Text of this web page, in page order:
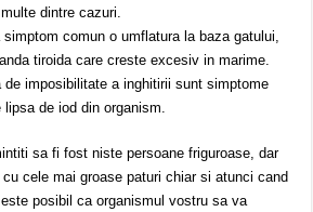
dintre cazuri.
comun o umflatura la baza gatului,
tiroida care creste excesiv in marime.
imposibilitate a inghitirii sunt simptome
de iod din organism.
sa fi fost niste persoane friguroase, dar
cele mai groase paturi chiar si atunci cand
posibil ca organismul vostru sa va